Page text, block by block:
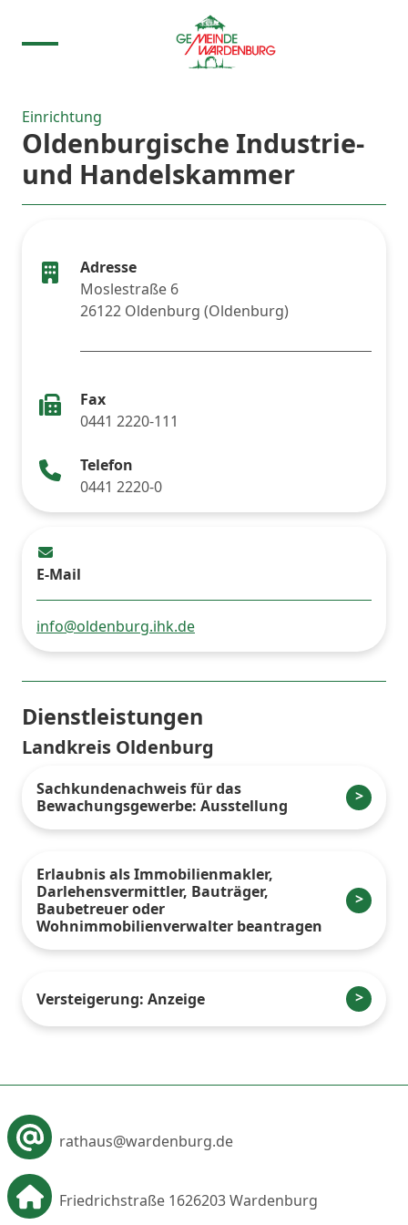
Einrichtung
Oldenburgische Industrie-
und Handelskammer
E-Mail
info@oldenburg.ihk.de
Adresse
Moslestraße 6
26122 Oldenburg (Oldenburg)
Fax
0441 2220-111
Telefon
0441 2220-0
Dienstleistungen
Landkreis Oldenburg
Sachkundenachweis für das
Bewachungsgewerbe: Ausstellung
Erlaubnis als Immobilienmakler,
Darlehensvermittler, Bauträger,
Baubetreuer oder
Wohnimmobilienverwalter beantragen
Versteigerung: Anzeige
rathaus@wardenburg.de
Friedrichstraße 1626203 Wardenburg